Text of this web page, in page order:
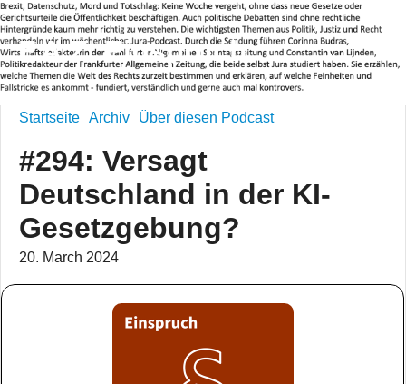
F.A.Z. Einspruch
Startseite Archiv Über diesen Podcast
#294: Versagt
Deutschland in der KI-
Gesetzgebung?
20. March 2024